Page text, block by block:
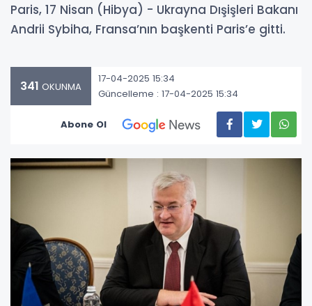
Paris, 17 Nisan (Hibya) - Ukrayna Dışişleri Bakanı
Andrii Sybiha, Fransa’nın başkenti Paris’e gitti.
341 OKUNMA
17-04-2025 15:34
Güncelleme : 17-04-2025 15:34
Abone Ol